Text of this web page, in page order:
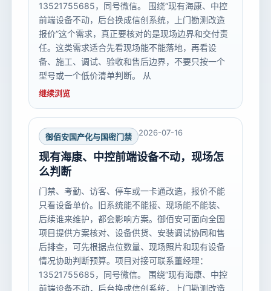
13521755685，同号微信。 围绕“现有海康、中控
前端设备不动，后台换成信创系统，上门勘测改造
报价”这个需求，真正要核对的是现场边界和交付责
任。这类需求适合先看现场能不能落地，再看设
备、施工、调试、验收和售后边界，不要只按一个
型号或一个低价清单判断。 从
继续浏览
御佰安国产化与国密门禁 2026-07-16
现有海康、中控前端设备不动，现场怎
么判断
门禁、考勤、访客、停车或一卡通改造，报价不能
只看设备单价。旧系统能不能接、现场能不能装、
后续谁来维护，都会影响方案。御佰安可面向全国
项目提供方案核对、设备供货、安装调试协同和售
后排查，可先根据点位数量、现场照片和现有设备
情况协助判断预算。项目对接可联系董经理：
13521755685，同号微信。 围绕“现有海康、中控
前端设备不动，后台换成信创系统，上门勘测改造